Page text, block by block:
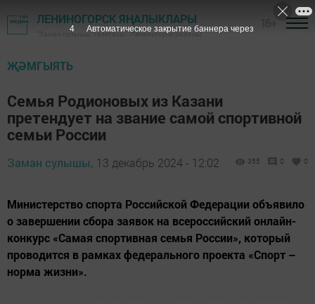
ЛЕНИНОГОРСК ЯҢАЛЫКЛАРЫ
"Заман сулышы" газетасы - Лениногорск районы
ҖӘМГЫЯТЬ
Семья Родионовых из Казани
претендует на звание самой спортивной
семьи России
Заман сулышы, 13 декабрь 2024 - 12:02 355 0 0
Министерство спорта Российской Федерации объявило
о завершении сбора заявок на всероссийский онлайн-
конкурс «Самая спортивная семья России», который
проводится в рамках федерального проекта «Спорт –
норма жизни».
2 Автоматическое закрытие баннера через